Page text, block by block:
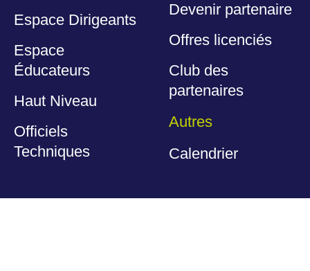
Espace Dirigeants
Espace
Éducateurs
Haut Niveau
Officiels
Techniques
Devenir partenaire
Offres licenciés
Club des
partenaires
Autres
Calendrier